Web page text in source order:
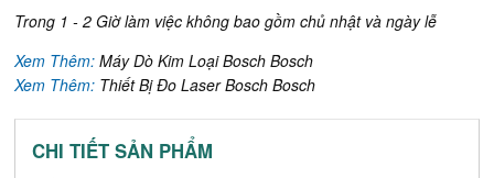
Trong 1 - 2 Giờ làm việc không bao gồm chủ nhật và ngày lễ
Xem Thêm:Máy Dò Kim Loại Bosch Bosch
Xem Thêm: Thiết Bị Đo Laser Bosch Bosch
CHI TIẾT SẢN PHẨM